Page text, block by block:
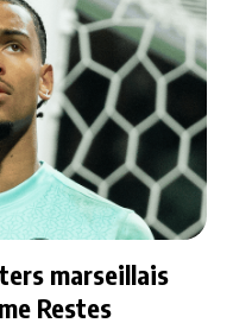
marseillais
Restes